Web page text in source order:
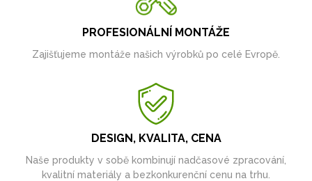
PROFESIONÁLNÍ MONTÁŽE
Zajišťujeme montáže našich výrobků po celé Evropě.
DESIGN, KVALITA, CENA
Naše produkty v sobě kombinují nadčasové zpracování,
kvalitní materiály a bezkonkurenční cenu na trhu.